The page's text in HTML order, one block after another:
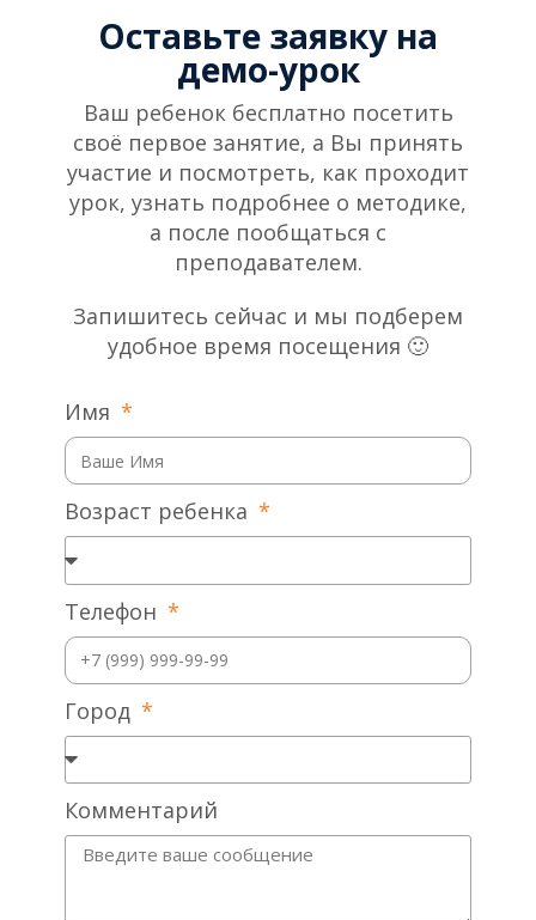
Оставьте заявку на
демо-урок​
Ваш ребенок бесплатно посетить
своё первое занятие, а Вы принять
участие и посмотреть, как проходит
урок, узнать подробнее о методике,
а после пообщаться с
преподавателем.
Запишитесь сейчас и мы подберем
удобное время посещения 🙂
Имя
Возраст ребенка
Телефон
Город
Комментарий